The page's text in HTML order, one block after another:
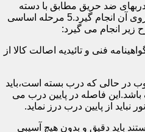
ضد حریق مطابق با دسته
بندی و مقاومت آن ها،باید تست روی آن انجام گیرد.5 مرحله اساسی
زیر انجام می گیرد:
فنی و تائیدیه اصالت کالا از
در حالی که درب بسته است،باید
باشد.این فاصله در پایین درب می
باید دقیق و بدون هیچ آسیبی